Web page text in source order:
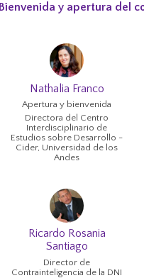
Bienvenida y apertura del
Nathalia Franco
Apertura y bienvenida
Directora del Centro
Interdisciplinario de
Estudios sobre Desarrollo -
Cider, Universidad de los
Andes
Ricardo Rosania
Santiago
Director de
Contrainteligencia de la DNI